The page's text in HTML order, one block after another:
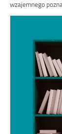
wzajemnego